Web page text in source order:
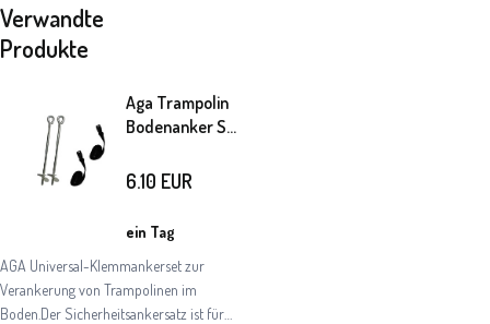
Verwandte
Produkte
Aga Trampolin
Bodenanker Set
AGA Universal-Klemmankerset zur
Verankerung von Trampolinen im
Boden.Der Sicherheitsankersatz ist für
ein Tag
6.10 EUR